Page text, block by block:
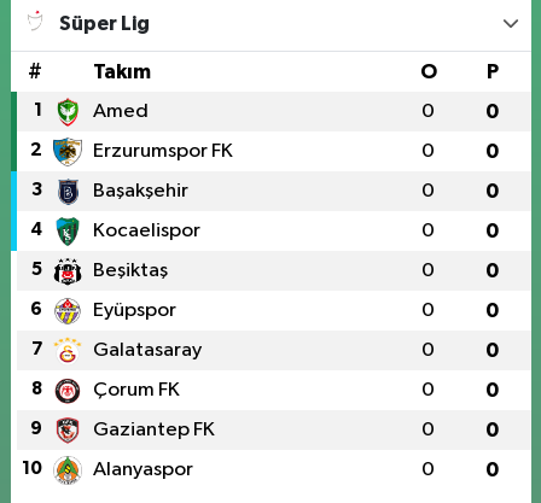
Süper Lig
# Takım O P
1 Amed 0 0
2 Erzurumspor FK 0 0
3 Başakşehir 0 0
4 Kocaelispor 0 0
5 Beşiktaş 0 0
6 Eyüpspor 0 0
7 Galatasaray 0 0
8 Çorum FK 0 0
9 Gaziantep FK 0 0
10 Alanyaspor 0 0